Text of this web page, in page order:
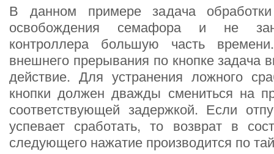
В данном примере задача
освобождения семафора и не
контроллера большую часть
внешнего прерывания по кнопке задача
действие. Для устранения ложного
кнопки должен дважды смениться на
соответствующей задержкой. Если
успевает сработать, то возврат в
следующего нажатие производится по